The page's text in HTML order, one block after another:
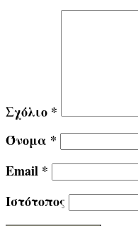
Σχόλιο *
Όνομα *
Email *
Ιστότοπος